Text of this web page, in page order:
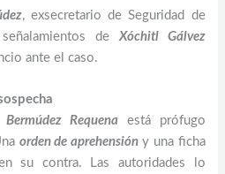
, exsecretario de Seguridad de
de Xóchitl Gálvez
ante el caso.
Bermúdez Requenaestá prófugo
orden de aprehensióny una ficha
su contra. Las autoridades lo